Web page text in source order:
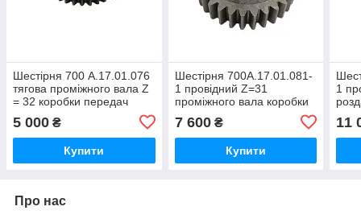
Шестірня 700 А.17.01.076
тягова проміжного вала Z
= 32 коробки передач
трактора Кировець К-700,
К-701, К-702
5 000 ₴
Купити
Шестірня 700А.17.01.081-
1 провідний Z=31
проміжного вала коробки
Кировець К 700, К 701
7 600₴
Купити
1
К-
11
Про нас